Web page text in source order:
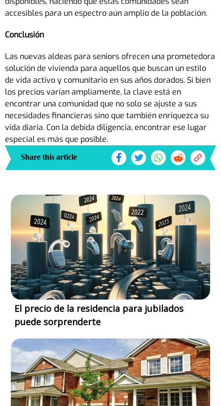
accesibles para un espectro aún amplio de la población.
Conclusión
Las nuevas aldeas para seniors ofrecen una prometedora
solución de vivienda para aquellos que buscan un estilo
de vida activo y comunitario en sus años dorados. Si bien
los precios varían ampliamente, la clave está en
encontrar una comunidad que no solo se ajuste a sus
necesidades financieras sino que también enriquezca su
vida diaria. Con la debida diligencia, encontrar ese lugar
especial es más que posible.
Share this article
El precio de la residencia para jubilados
puede sorprenderte